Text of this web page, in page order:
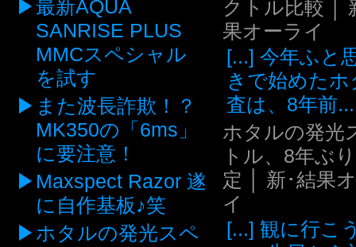
最新AQUA
SANRISE PLUS
MMCスペシャル
を試す
また波長詐欺！？
MK350の「6ms」
に要注意！
Maxspect Razor 遂
に自作基板♪笑
ホタルの発光スペ
クトル比較 │
果オーライ
[...] 今年ふと
きで始めたホ
査は、8年前...
ホタルの発光
トル、8年ぶ
定 │ 新･結果
イ
[...] 観に行こ